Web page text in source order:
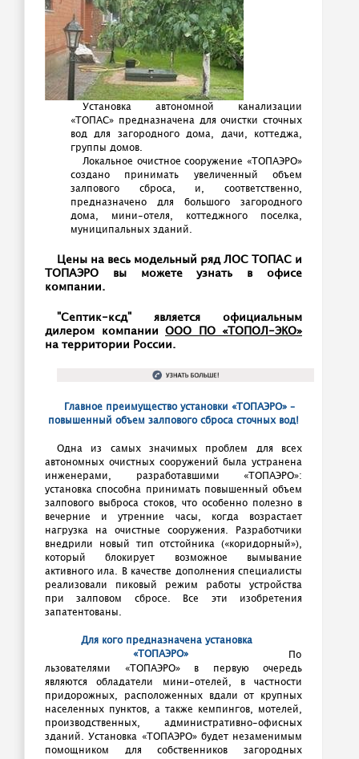
Установка автономной канализации
«ТОПАС» предназначена для очистки сточных
вод для загородного дома, дачи, коттеджа,
группы домов.
Локальное очистное сооружение «ТОПАЭРО»
создано принимать увеличенный объем
залпового сброса, и, соответственно,
предназначено для большого загородного
дома, мини-отеля, коттеджного поселка,
муниципальных зданий.
Цены на весь модельный ряд ЛОС ТОПАС и
ТОПАЭРО вы можете узнать в офисе
компании.
"Септик-ксд" является официальным
дилером компании ООО ПО «ТОПОЛ-ЭКО»
на территории России.
Главное преимущество установки «ТОПАЭРО» –
повышенный объем залпового сброса сточных вод!
Одна из самых значимых проблем для всех
автономных очистных сооружений была устранена
инженерами, разработавшими «ТОПАЭРО»:
установка способна принимать повышенный объем
залпового выброса стоков, что особенно полезно в
вечерние и утренние часы, когда возрастает
нагрузка на очистные сооружения. Разработчики
внедрили новый тип отстойника («коридорный»),
который блокирует возможное вымывание
активного ила. В качестве дополнения специалисты
реализовали пиковый режим работы устройства
при залповом сбросе. Все эти изобретения
запатентованы.
Для кого предназначена установка
«ТОПАЭРО»
По
льзователями «ТОПАЭРО» в первую очередь
являются обладатели мини-отелей, в частности
придорожных, расположенных вдали от крупных
населенных пунктов, а также кемпингов, мотелей,
производственных, административно-офисных
зданий. Установка «ТОПАЭРО» будет незаменимым
помощником для собственников загородных